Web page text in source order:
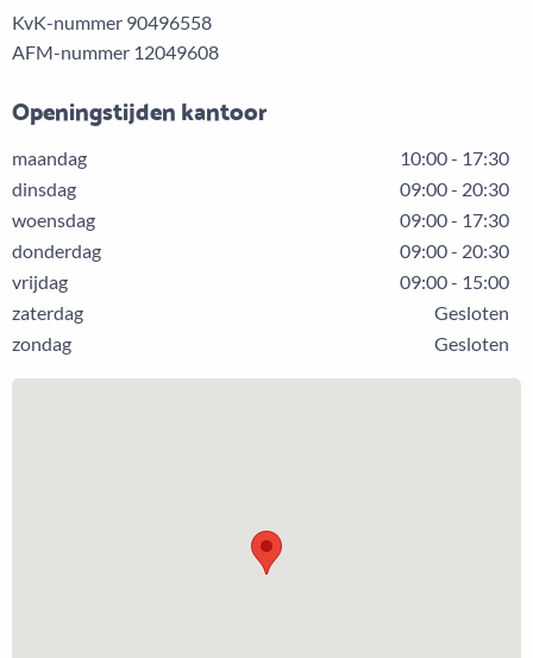
KvK-nummer 90496558
AFM-nummer 12049608
Openingstijden kantoor
maandag
10:00 - 17:30
dinsdag
09:00 - 20:30
woensdag
09:00 - 17:30
donderdag
09:00 - 20:30
vrijdag
09:00 - 15:00
zaterdag
Gesloten
zondag
Gesloten